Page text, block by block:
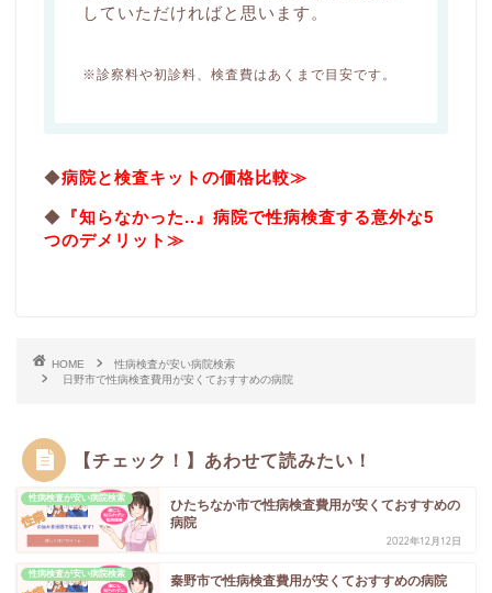
していただければと思います。
※診察料や初診料、検査費はあくまで目安です。
◆病院と検査キットの価格比較≫
◆ 『知らなかった..』病院で性病検査する意外な5
つのデメリット≫
HOME
性病検査が安い病院検索
日野市で性病検査費用が安くておすすめの病院
【チェック！】あわせて読みたい！
性病検査が安い病院検索
ひたちなか市で性病検査費用が安くておすすめの
病院
2022年12月12日
性病検査が安い病院検索 秦野市で性病検査費用が安くておすすめの病院